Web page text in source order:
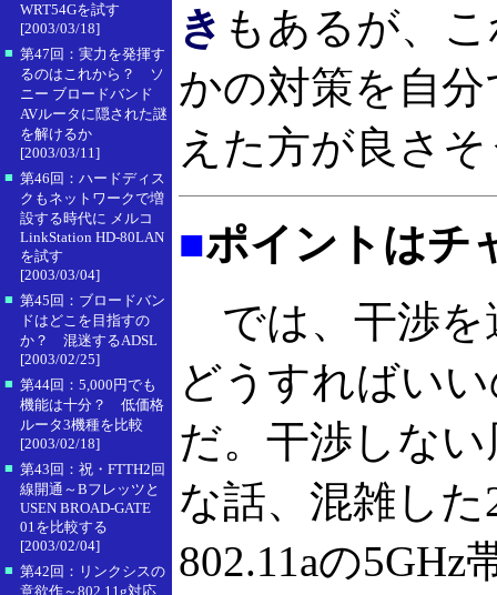
WRT54Gを試す
[2003/03/18]
■ 第47回：実力を発揮す
るのはこれから？ ソ
ニー ブロードバンド
AVルータに隠された謎
を解けるか
[2003/03/11]
■ 第46回：ハードディス
クもネットワークで増
設する時代に メルコ
LinkStation HD-80LAN
を試す
[2003/03/04]
■ 第45回：ブロードバン
ドはどこを目指すの
か？ 混迷するADSL
[2003/02/25]
■ 第44回：5,000円でも
機能は十分？ 低価格
ルータ3機種を比較
[2003/02/18]
■ 第43回：祝・FTTH2回
線開通～Bフレッツと
USEN BROAD-GATE
01を比較する
[2003/02/04]
■ 第42回：リンクシスの
意欲作～802.11g対応
き もあるが、
かの対策を自
えた方が良さ
■ポイントはチ
では、干渉を
どうすればい
だ。干渉しな
な話、混雑した
802.11aの